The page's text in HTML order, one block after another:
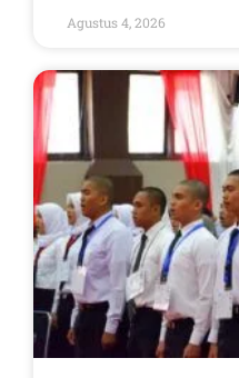
Agustus 4, 2026